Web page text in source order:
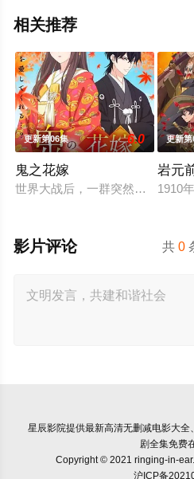
相关推荐
更新第06集 6.0
鬼之花嫁
世界大战后，一群突然现身的妖
更新第
岩元
1910
共0
影片评论
星辰影院提供最新高清无删减电影大
剧全集免费
Copyright © 2021 ringing-in-
沪ICP备